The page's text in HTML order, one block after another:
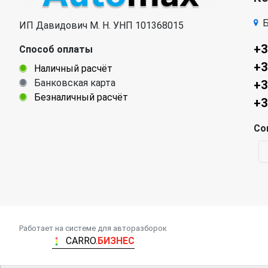
ИП Давидович М. Н. УНП 101368015
Способ оплаты
Наличный расчёт
Банковская карта
Безналичный расчёт
Работает на системе для авторазборок
CARRO.БИЗНЕС